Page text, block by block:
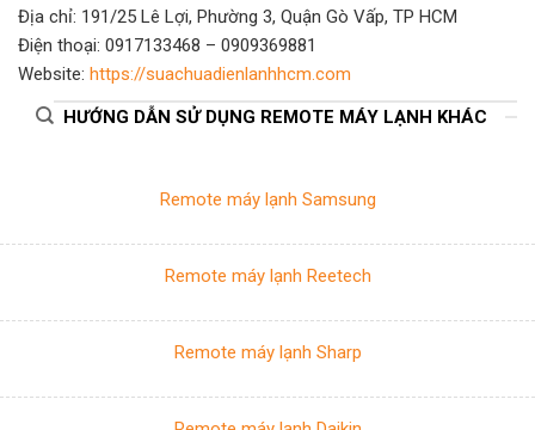
Địa chỉ: 191/25 Lê Lợi, Phường 3, Quận Gò Vấp, TP HCM
Điện thoại: 0917133468 – 0909369881
Website: https://suachuadienlanhhcm.com
HƯỚNG DẪN SỬ DỤNG REMOTE MÁY LẠNH KHÁC
Remote máy lạnh Samsung
Remote máy lạnh Reetech
Remote máy lạnh Sharp